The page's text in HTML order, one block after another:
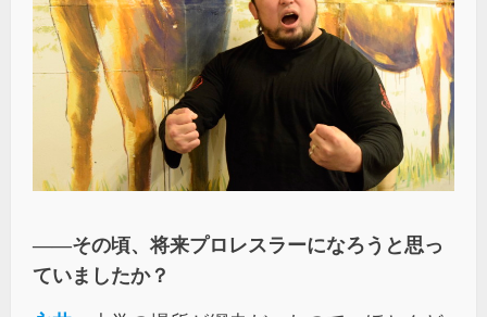
――その頃、将来プロレスラーになろうと思っ
ていましたか？